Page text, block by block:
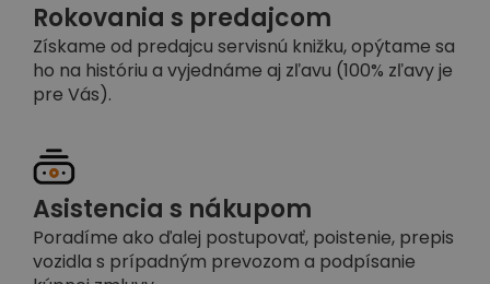
Rokovania s predajcom
Získame od predajcu servisnú knižku, opýtame sa
ho na históriu a vyjednáme aj zľavu (100% zľavy je
pre Vás).
Asistencia s nákupom
Poradíme ako ďalej postupovať, poistenie, prepis
vozidla s prípadným prevozom a podpísanie